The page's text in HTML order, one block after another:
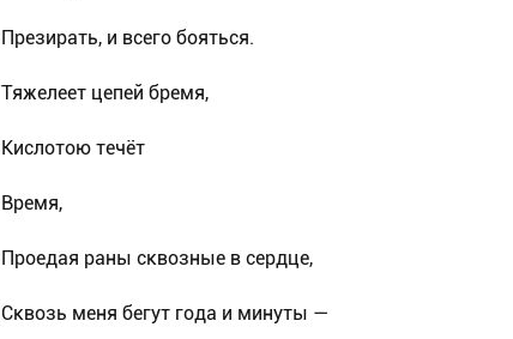
Презирать, и всего бояться.
Тяжелеет цепей бремя,
Кислотою течёт
Время,
Проедая раны сквозные в сердце,
Сквозь меня бегут года и минуты —